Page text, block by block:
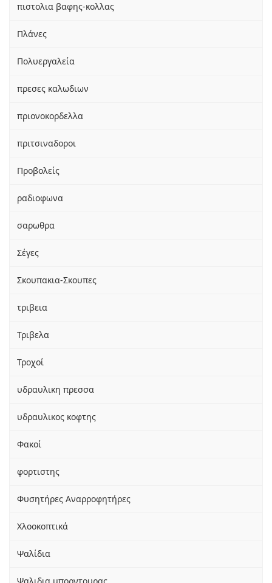
πιστολια βαφης-κολλας
Πλάνες
Πολυεργαλεία
πρεσες καλωδιων
πριονοκορδελλα
πριτσιναδοροι
Προβολείς
ραδιοφωνα
σαρωθρα
Σέγες
Σκουπακια-Σκουπες
τριβεια
Τριβελα
Τροχοί
υδραυλικη πρεσσα
υδραυλικος κοφτης
Φακοί
φορτιστης
Φυσητήρες Αναρροφητήρες
Χλοοκοπτικά
Ψαλίδια
Ψαλιδια μπορντουρας